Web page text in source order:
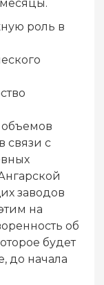
роль в
связи с
заводов
на
об
будет
до начала